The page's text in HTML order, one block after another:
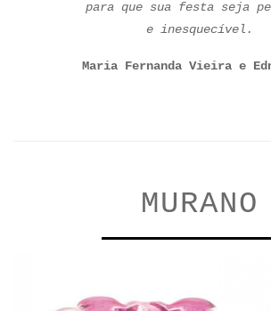
para que sua festa seja
e inesquecível.
Maria Fernanda Vieira e
MURANO